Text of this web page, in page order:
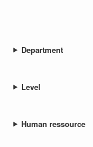
Department
Level
Human ressource